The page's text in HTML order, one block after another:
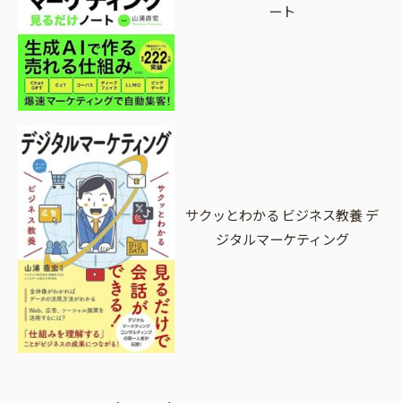
ート
サクッとわかる ビジネス教養 デ
ジタルマーケティング